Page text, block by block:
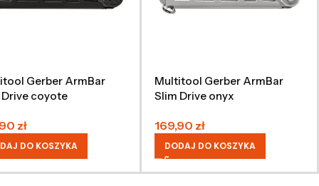
Gerber ArmBar
Drive coyote
zł
DO KOSZYKA
Multitool Gerber ArmBar
Slim Drive onyx
169,90 zł
DODAJ DO KOSZYKA